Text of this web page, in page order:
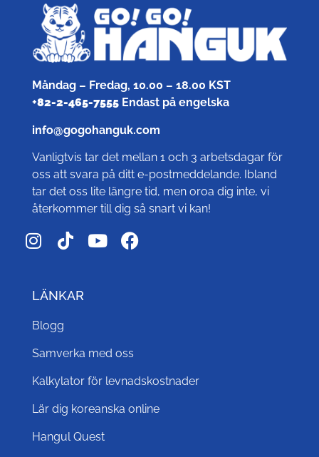
Måndag – Fredag, 10.00 – 18.00 KST
+82-2-465-7555Endast på engelska
info@gogohanguk.com
Vanligtvis tar det mellan 1 och 3 arbetsdagar för
oss att svara på ditt e-postmeddelande. Ibland
tar det oss lite längre tid, men oroa dig inte, vi
återkommer till dig så snart vi kan!
LÄNKAR
Blogg
Samverka med oss
Kalkylator för levnadskostnader
Lär dig koreanska online
Hangul Quest